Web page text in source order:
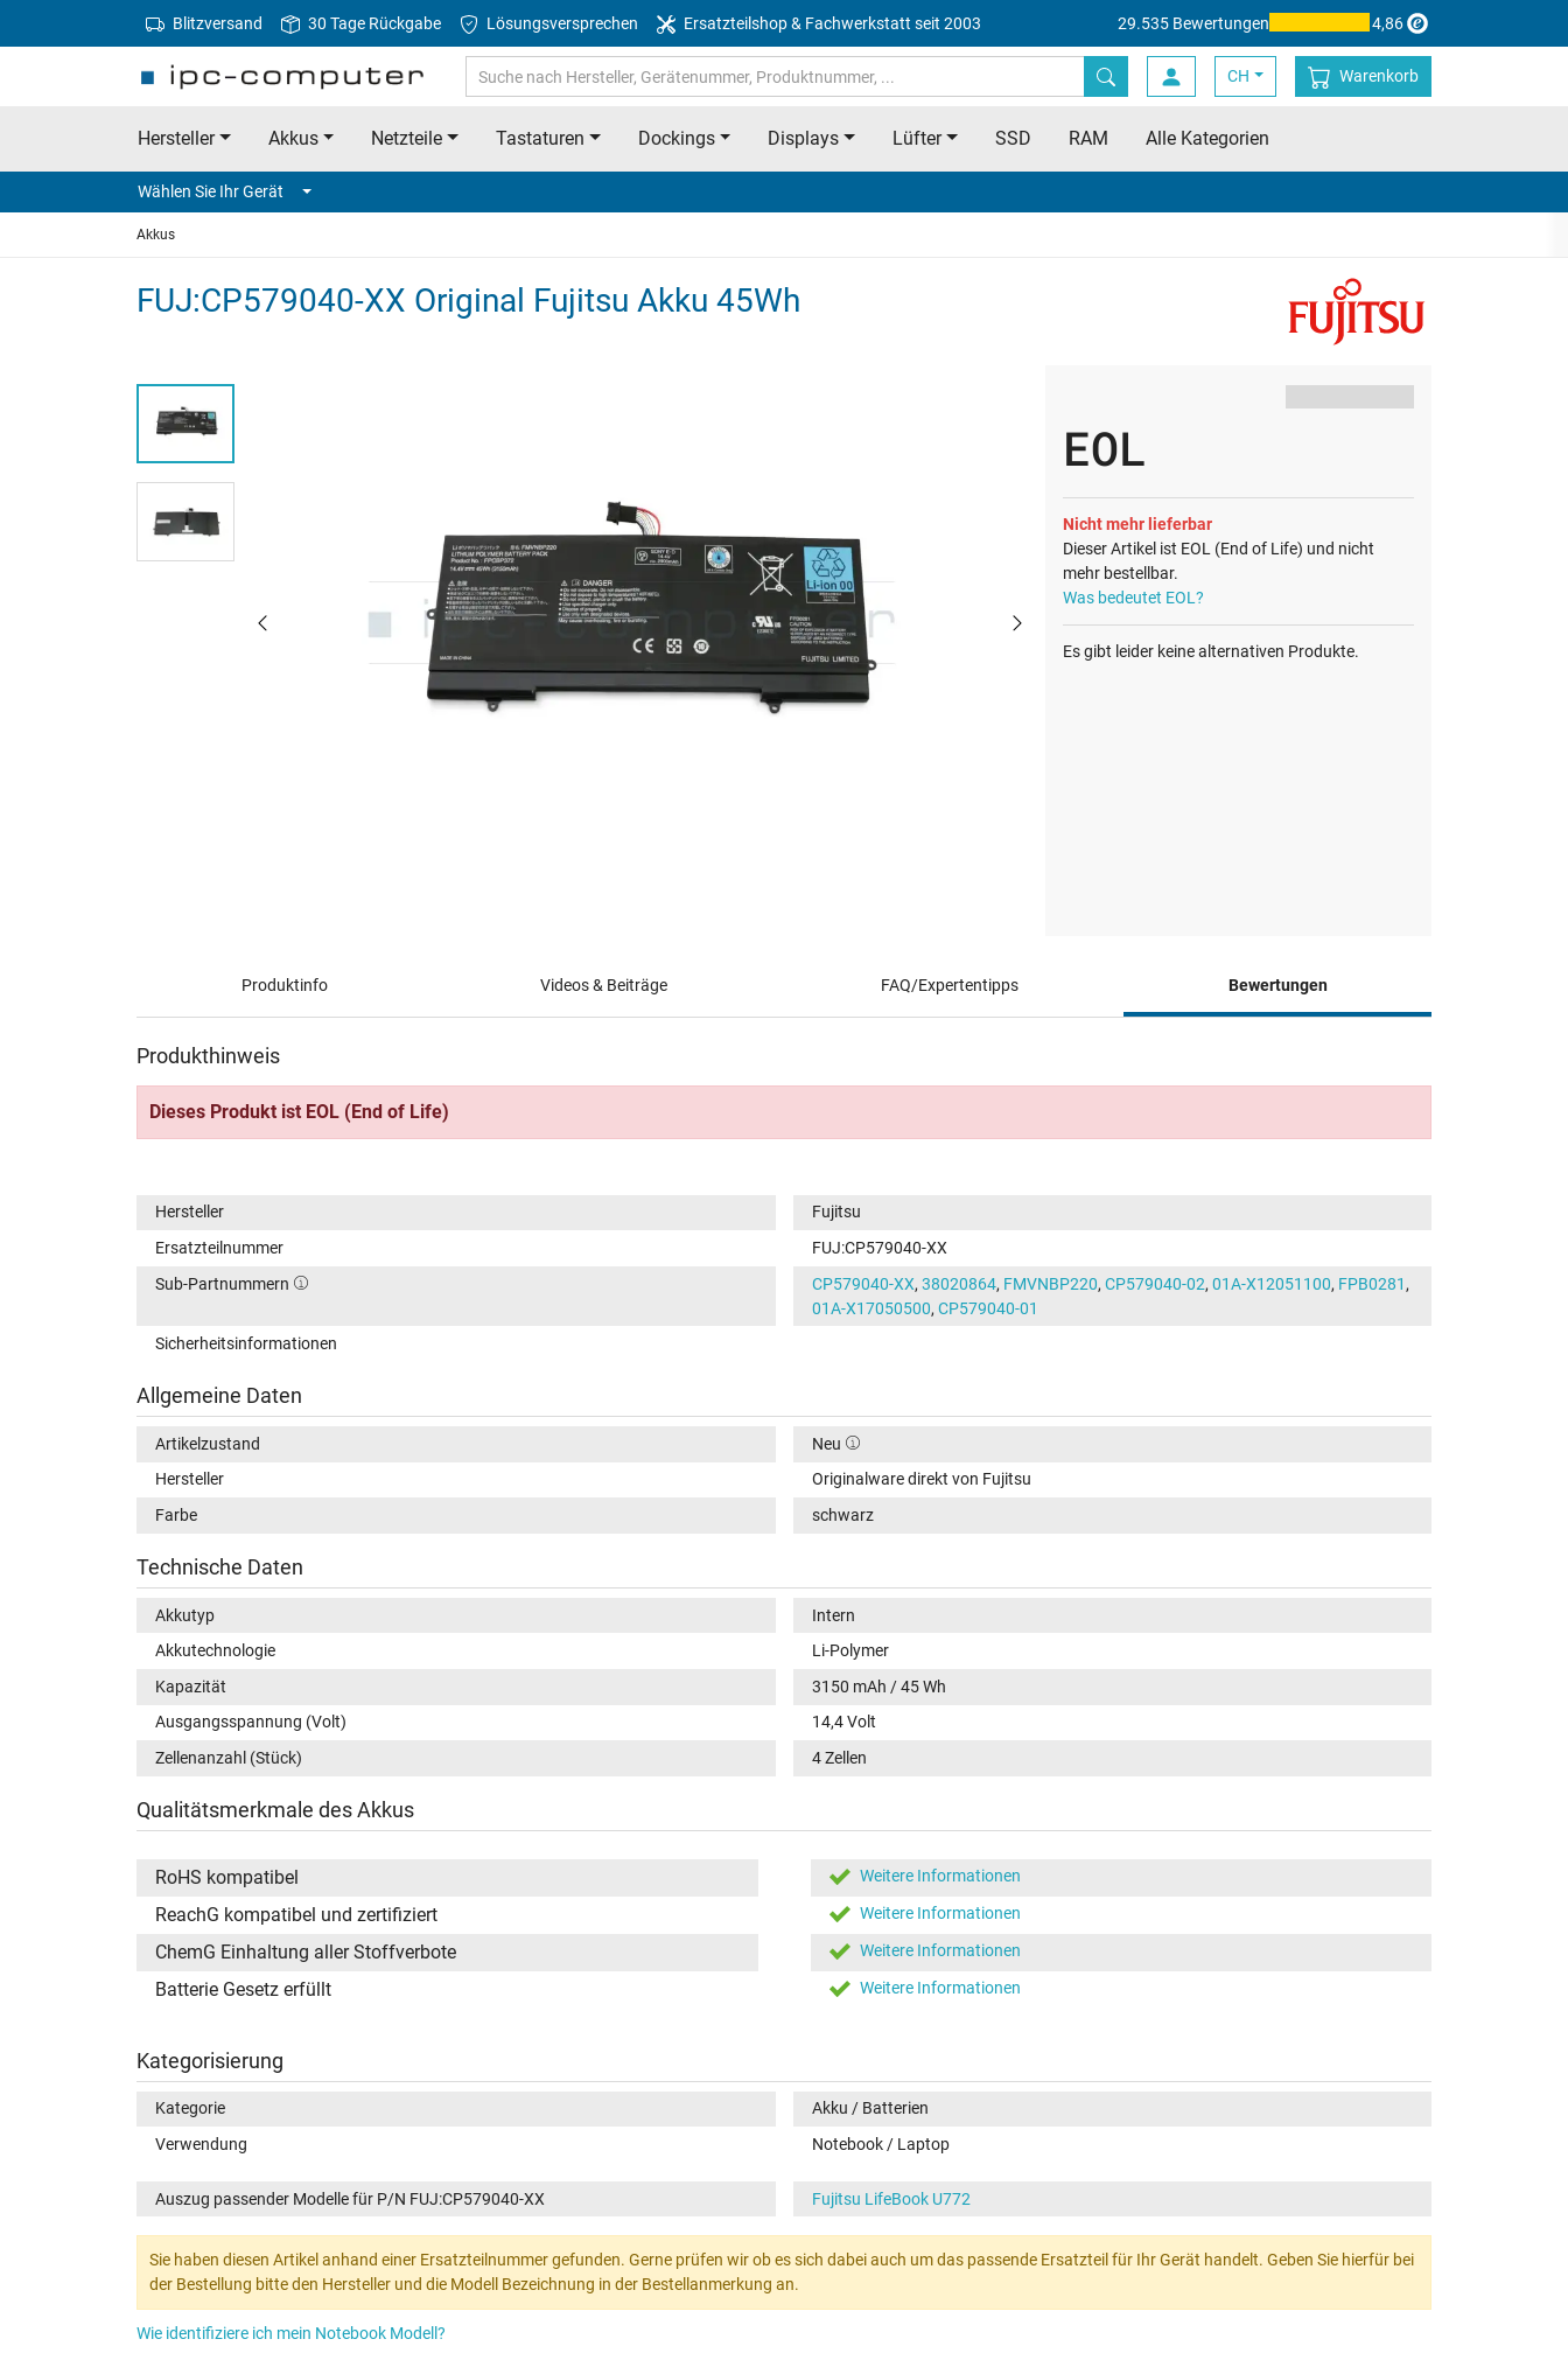
Blitzversand 30 Tage Rückgabe Lösungsversprechen Ersatzteilshop & Fachwerkstatt seit 2003 29.535 Bewertungen 4,86
CH Warenkorb
Hersteller Akkus Netzteile Tastaturen Dockings Displays Lüfter SSD RAM Alle Kategorien
Wählen Sie Ihr Gerät
Akkus
FUJ:CP579040-XX Original Fujitsu Akku 45Wh
EOL
Nicht mehr lieferbar
Dieser Artikel ist EOL (End of Life) und nicht
mehr bestellbar.
Was bedeutet EOL?
Es gibt leider keine alternativen Produkte.
Produktinfo Videos & Beiträge FAQ/Expertentipps Bewertungen
Produkthinweis
Dieses Produkt ist EOL (End of Life)
Hersteller
Fujitsu
Ersatzteilnummer
FUJ:CP579040-XX
Sub-Partnummern
CP579040-XX, 38020864, FMVNBP220, CP579040-02, 01A-X12051100, FPB0281 ,
01A-X17050500, CP579040-01
Sicherheitsinformationen
Allgemeine Daten
Artikelzustand
Neu
Hersteller
Originalware direkt von Fujitsu
Farbe
schwarz
Technische Daten
Akkutyp
Intern
Akkutechnologie
Li-Polymer
Kapazität
3150 mAh / 45 Wh
Ausgangsspannung (Volt)
14,4 Volt
Zellenanzahl (Stück)
4 Zellen
Qualitätsmerkmale des Akkus
RoHS kompatibel Weitere Informationen
ReachG kompatibel und zertifiziert Weitere Informationen
ChemG Einhaltung aller Stoffverbote Weitere Informationen
Batterie Gesetz erfüllt Weitere Informationen
Kategorisierung
Kategorie
Akku / Batterien
Verwendung
Notebook / Laptop
Auszug passender Modelle für P/N FUJ:CP579040-XX Fujitsu LifeBook U772
Sie haben diesen Artikel anhand einer Ersatzteilnummer gefunden. Gerne prüfen wir ob es sich dabei auch um das passende Ersatzteil für Ihr Gerät handelt. Geben Sie hierfür bei
der Bestellung bitte den Hersteller und die Modell Bezeichnung in der Bestellanmerkung an.
Wie identifiziere ich mein Notebook Modell?